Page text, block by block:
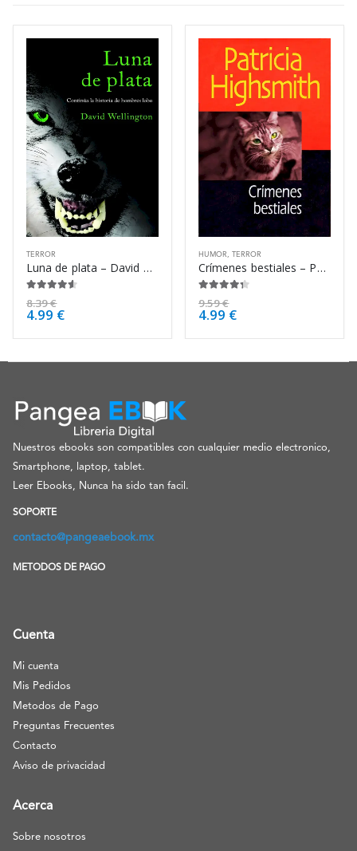
TERROR
Luna de plata – David Wellington
8.39€
4.99 €
HUMOR TERROR
Crímenes bestiales – Patricia Highsmith
9.59€
4.99 €
Nuestros ebooks son compatibles con cualquier medio electronico,
Smartphone, laptop, tablet.
Leer Ebooks, Nunca ha sido tan facil.
SOPORTE
contacto@pangeaebook.mx
METODOS DE PAGO
Cuenta
Mi cuenta
Mis Pedidos
Metodos de Pago
Preguntas Frecuentes
Contacto
Aviso de privacidad
Acerca
Sobre nosotros